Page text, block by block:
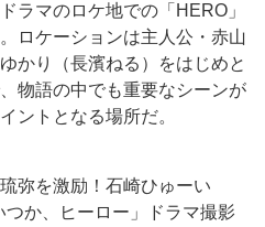
ラマのロケ地での「HERO」
ロケーションは主人公・赤山
かり（長濱ねる）をはじめと
物語の中でも重要なシーンが
ントとなる場所だ。
弥を激励！石崎ひゅーい
つか、ヒーロー」ドラマ撮影